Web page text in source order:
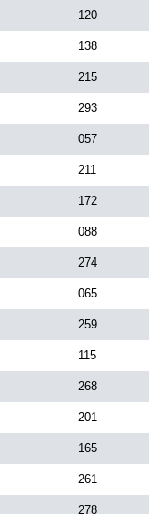
120
138
215
293
057
211
172
088
274
065
259
115
268
201
165
261
278